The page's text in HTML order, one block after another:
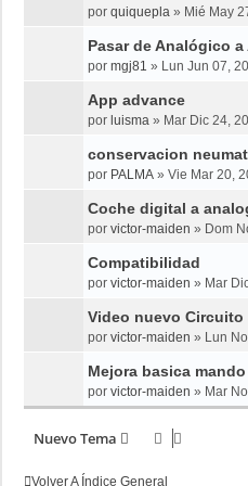
por quiquepla » Mié May
Pasar de Analógico a
por mgj81 » Lun Jun 07,
App advance
por luisma » Mar Dic 24,
conservacion
por PALMA » Vie Mar 20,
Coche digital a
por victor-maiden » Dom
Compatibilidad
por victor-maiden » Mar
Video nuevo
por victor-maiden » Lun
Mejora basica
por victor-maiden » Mar
Nuevo Tema
Volver A Índice General